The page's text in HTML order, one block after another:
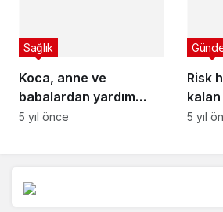
Koca, anne ve
babalardan yardım
istedi: Aşının önemini
Sağlık
5 yıl önce
Risk
kalan
5 yıl